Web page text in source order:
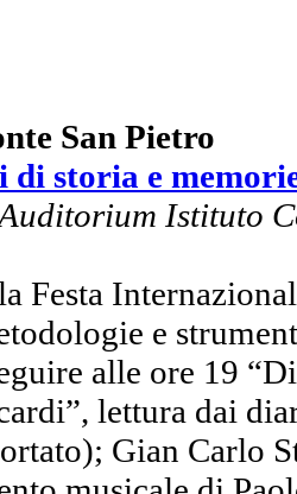
San Pietro
di storia e
Istituto
Festa
e
alle ore 19
lettura dai
Gian Carlo